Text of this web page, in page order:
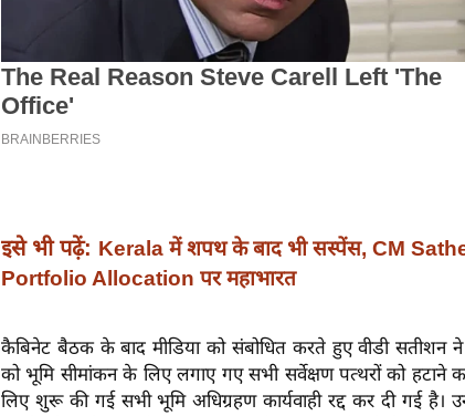
इसे भी पढ़ें: Kerala में शपथ के बाद भी सस्पेंस, CM
Portfolio Allocation पर महाभारत
कैबिनेट बैठक के बाद मीडिया को संबोधित करते हुए वीडी सतीशन
को भूमि सीमांकन के लिए लगाए गए सभी सर्वेक्षण पत्थरों को हटाने
लिए शुरू की गई सभी भूमि अधिग्रहण कार्यवाही रद्द कर दी गई है।